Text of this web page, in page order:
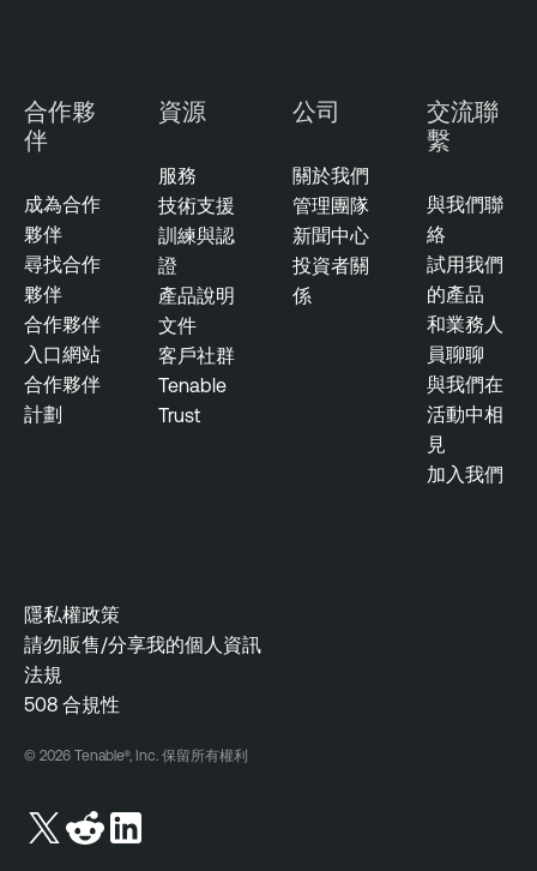
合作夥
伴
成為合作
夥伴
尋找合作
夥伴
合作夥伴
入口網站
合作夥伴
計劃
資源
服務
技術支援
訓練與認
證
產品說明
文件
客戶社群
Tenable
Trust
公司
關於我們
管理團隊
新聞中心
投資者關
係
交流聯
繫
與我們聯
絡
試用我們
的產品
和業務人
員聊聊
與我們在
活動中相
見
加入我們
隱私權政策
請勿販售/分享我的個人資訊
法規
508 合規性
© 2026 Tenable®, Inc. 保留所有權利